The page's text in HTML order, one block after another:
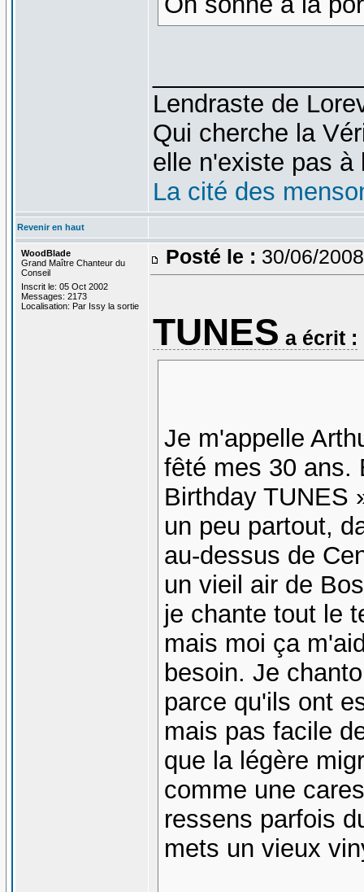
Lendraste de
Qui cherche la
elle n'existe pas à
La cité des
Revenir en haut
WoodBlade
Grand Maître Chanteur du
Conseil
Inscrit le: 05 Oct 2002
Messages: 2173
Localisation: Par Issy la sortie
Posté le : 30/06/
TUNES a écrit :
Je m'appelle
fêté mes 30 ans.
Birthday TUNES
un peu partout,
au-dessus de
un vieil air de
je chante tout le
mais moi ça
besoin. Je
parce qu'ils ont
mais pas facile
que la légère
comme une
ressens parfois
mets un vieux